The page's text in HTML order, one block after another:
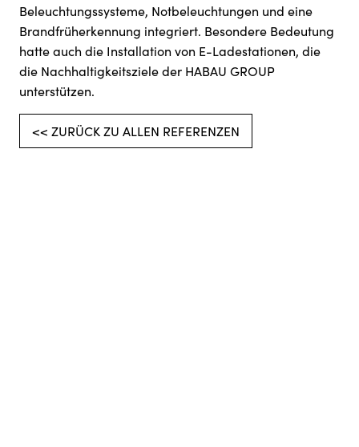
Beleuchtungssysteme, Notbeleuchtungen und eine
Brandfrüherkennung integriert. Besondere Bedeutung
hatte auch die Installation von E-Ladestationen, die
die Nachhaltigkeitsziele der HABAU GROUP
unterstützen.
<< ZURÜCK ZU ALLEN REFERENZEN